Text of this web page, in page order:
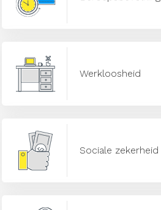
Werkloosheid
Sociale zekerheid